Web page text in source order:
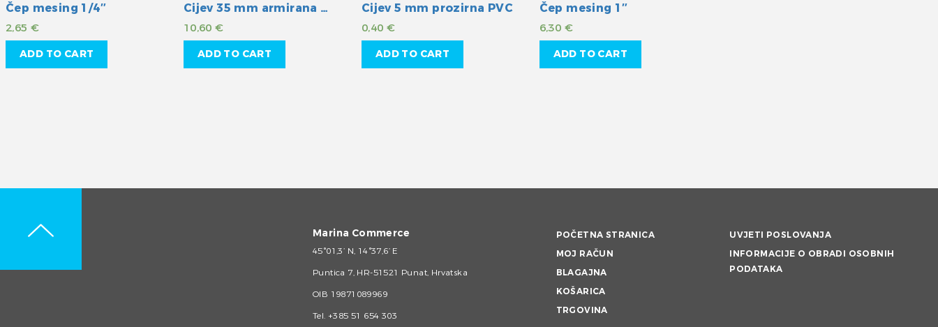
Čep mesing 1/4″
2,65 €
ADD TO CART
Cijev 35 mm armirana žicom
10,60€
ADD TO CART
Cijev 5 mm prozirna PVC
0,40 €
ADD TO CART
Čep mesing 1″
6,30 €
ADD TO CART
Marina Commerce
45°01,3’ N, 14°37,6’ E
Puntica 7, HR-51521 Punat, Hrvatska
OIB 19871089969
Tel. +385 51 654 303
POČETNA STRANICA
MOJ RAČUN
BLAGAJNA
KOŠARICA
TRGOVINA
UVJETI POSLOVANJA
INFORMACIJE O OBRADI OSOBNIH
PODATAKA